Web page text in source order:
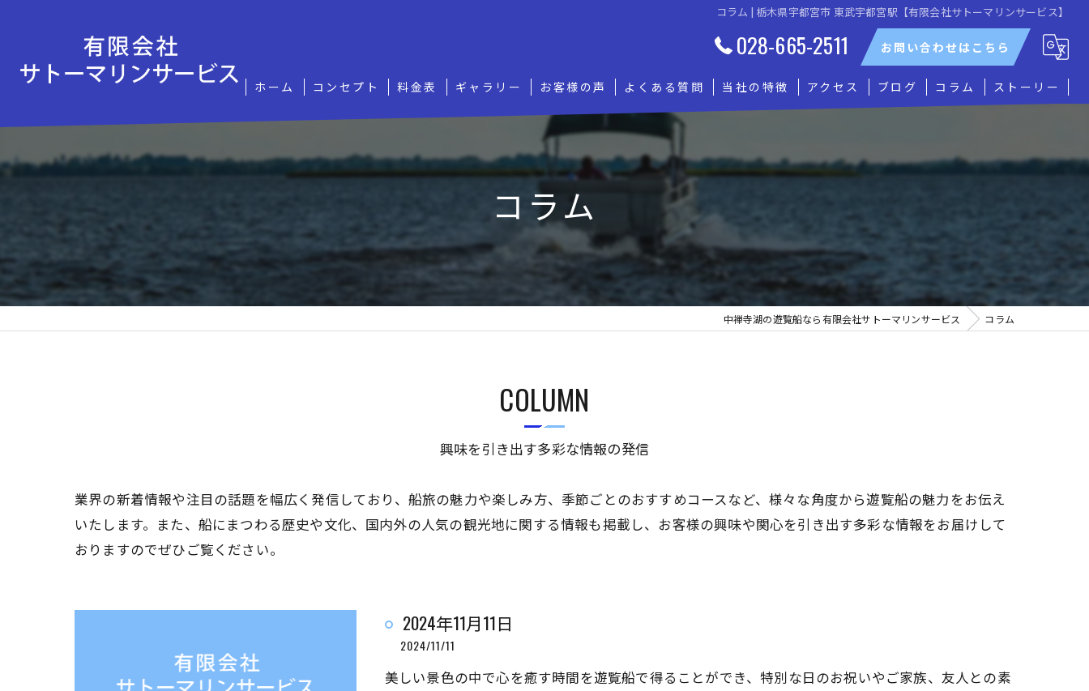
コラム | 栃木県宇都宮市 東武宇都宮駅【有限会社サトーマリンサービス】
028-665-2511 お問い合わせはこちら
ホーム コンセプト 料金表 ギャラリー お客様の声 よくある質問 当社の特徴
グループ
自然
船上パーティー
アクセス ブログ コラム ストーリー
コラム
中禅寺湖の遊覧船なら有限会社サトーマリンサービス コラム
COLUMN
興味を引き出す多彩な情報の発信
業界の新着情報や注目の話題を幅広く発信しており、船旅の魅力や楽しみ方、季節ごとのおすすめコースなど、様々な角度から遊覧船の魅力をお伝え
いたします。また、船にまつわる歴史や文化、国内外の人気の観光地に関する情報も掲載し、お客様の興味や関心を引き出す多彩な情報をお届けして
おりますのでぜひご覧ください。
2024年11月11日
2024/11/11
美しい景色の中で心を癒す時間を遊覧船で得ることができ、特別な日のお祝いやご家族、友人との素